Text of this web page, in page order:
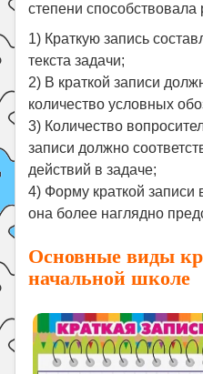
степени
1) Краткую запись
текста задачи;
2) В краткой записи
количество условных
3) Количество
записи должно
действий в задаче;
4) Форму краткой записи
она более наглядно
Основные виды
начальной школе